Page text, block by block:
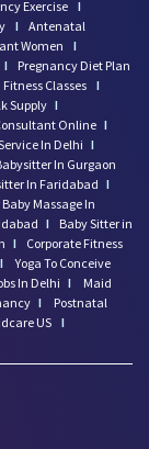
Exercise
I
I Antenatal
Women
I
I
Pregnancy Diet Plan
Fitness Classes I
Supply I
Online I
In Delhi I
In Gurgaon
In Faridabad I
Massage In
I
Baby Sitter in
I
Corporate Fitness
I
Yoga To Conceive
In Delhi I
Maid
I
Postnatal
US I